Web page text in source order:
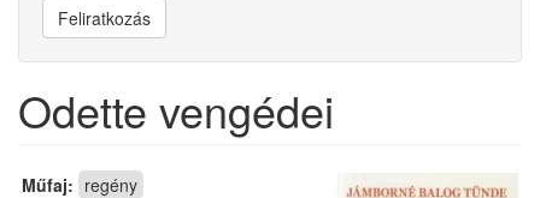
Feliratkozás
Odette vengédei
Műfaj: regény